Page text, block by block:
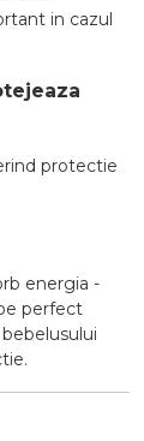
in cazul
protectie
energia -
perfect